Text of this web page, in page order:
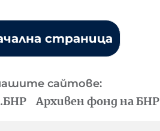
страница
сайтове:
Архивен фонд на БНР